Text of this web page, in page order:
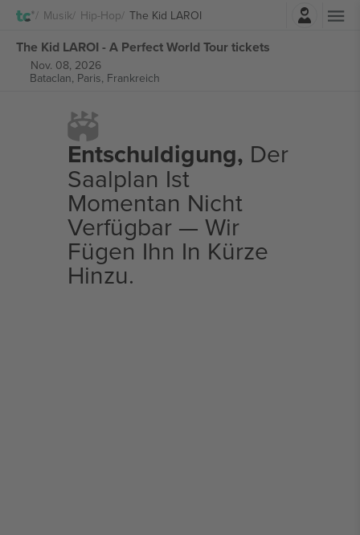
Musik Hip-Hop The Kid LAROIEinloggen
The Kid LAROI - A Perfect World Tour tickets
Nov. 08, 2026
Bataclan, Paris, Frankreich
Entschuldigung, Der
Saalplan Ist
Momentan Nicht
Verfügbar — Wir
Fügen Ihn In Kürze
Hinzu.